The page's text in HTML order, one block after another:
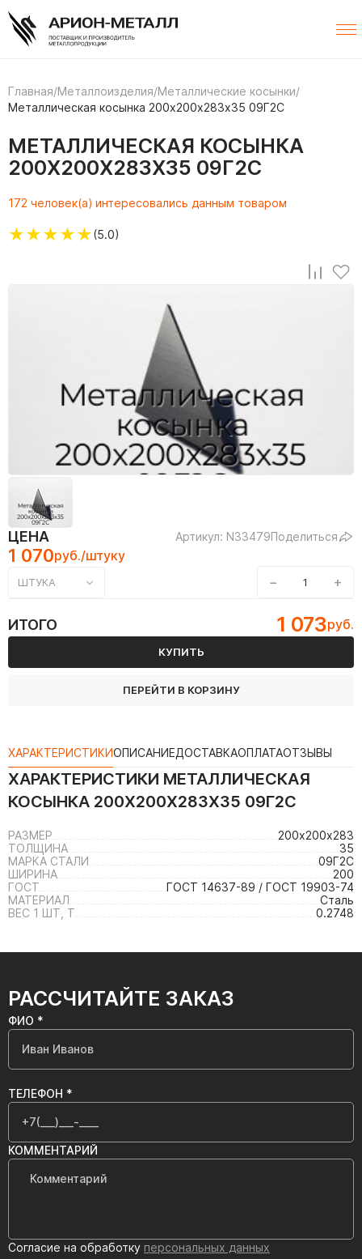
Главная/Металлоизделия/Металлические косынки/
Металлическая косынка 200х200х283х35 09Г2С
МЕТАЛЛИЧЕСКАЯ КОСЫНКА
200Х200Х283Х35 09Г2С
172 человек(а) интересовались данным товаром
★★★★★(5.0)
ЦЕНА Артикул: N33479Поделиться
1 070руб./штуку
ШТУКА − +
ИТОГО 1 073руб.
КУПИТЬ
ПЕРЕЙТИ В КОРЗИНУ
ХАРАКТЕРИСТИКИОПИСАНИЕДОСТАВКАОПЛАТАОТЗЫВЫ
ХАРАКТЕРИСТИКИ МЕТАЛЛИЧЕСКАЯ
КОСЫНКА 200Х200Х283Х35 09Г2С
РАЗМЕР
200х200х283
ТОЛЩИНА
35
МАРКА СТАЛИ
09Г2С
ШИРИНА
200
ГОСТ
ГОСТ 14637-89 / ГОСТ 19903-74
МАТЕРИАЛ
Сталь
ВЕС 1 ШТ, Т
0.2748
РАССЧИТАЙТЕ ЗАКАЗ
ФИО *
ТЕЛЕФОН *
КОММЕНТАРИЙ
Согласие на обработку персональных данных